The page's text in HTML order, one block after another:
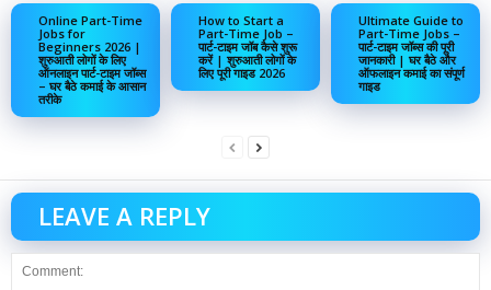
Online Part-Time
Jobs for
Beginners 2026 |
शुरुआती लोगों के लिए
ऑनलाइन पार्ट-टाइम जॉब्स
– घर बैठे कमाई के आसान
तरीके
How to Start a
Part-Time Job –
पार्ट-टाइम जॉब कैसे शुरू
करें | शुरुआती लोगों के
लिए पूरी गाइड 2026
Ultimate Guide to
Part-Time Jobs –
पार्ट-टाइम जॉब्स की पूरी
जानकारी | घर बैठे और
ऑफलाइन कमाई का संपूर्ण
गाइड
LEAVE A REPLY